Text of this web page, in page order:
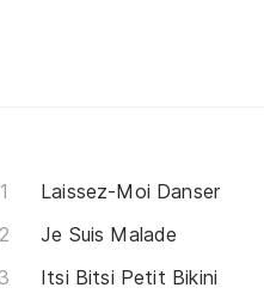
Laissez-Moi Danser
Je Suis Malade
Itsi Bitsi Petit Bikini